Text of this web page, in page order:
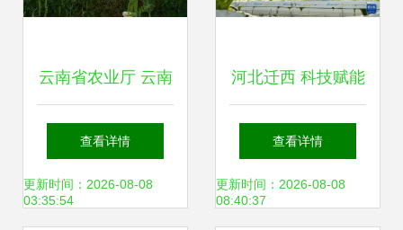
云南省农业厅 云南
农业信息网
查看详情
更新时间：2026-08-08
03:35:54
河北迁西 科技赋能
现代农业 绘就乡村
振兴新画卷
查看详情
更新时间：2026-08-08
08:40:37